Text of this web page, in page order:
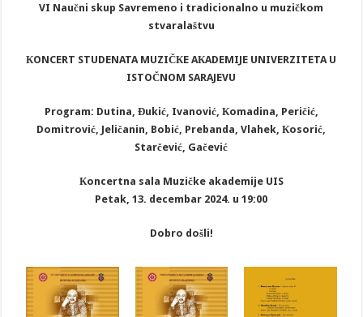
VI Naučni skup Savremeno i tradicionalno u muzičkom
stvaralaštvu
КONCERT STUDENATA MUZIČКE AКADEMIJE UNIVERZITETA U
ISTOČNOM SARAJEVU
Program: Dutina, Đukić, Ivanović, Кomadina, Peričić,
Domitrović, Jeličanin, Bobić, Prebanda, Vlahek, Кosorić,
Starčević, Gačević
Кoncertna sala Muzičke akademije UIS
Petak, 13. decembar 2024. u 19:00
Dobro došli!